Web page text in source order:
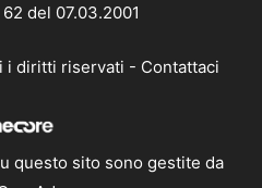
del 07.03.2001
i diritti riservati - Contattaci
questo sito sono gestite da